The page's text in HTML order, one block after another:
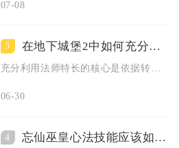
07-08
3 在地下城堡2中如何充分利用法师的特长
06-30
4 忘仙巫皇心法技能应该如何加点